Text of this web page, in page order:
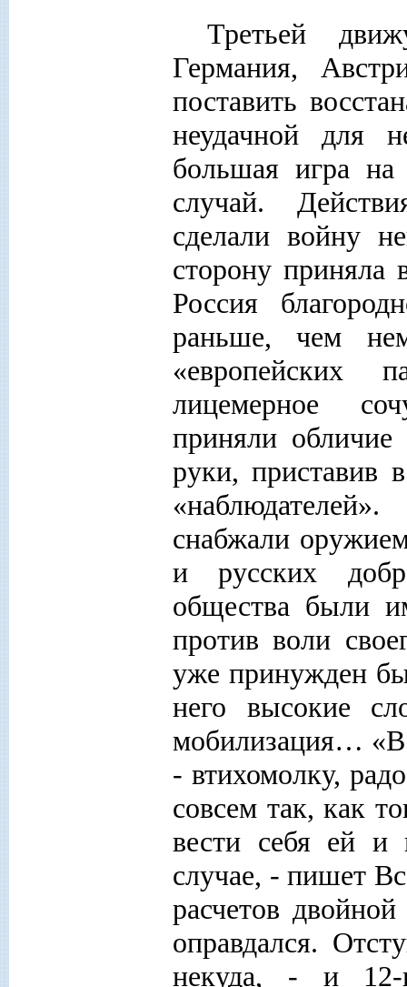
Третьей
Германия,
поставить
неудачной для
большая игра
случай.
сделали войну
сторону
Россия
раньше, чем
«европейских
лицемерное
приняли
руки, приставив
снабжали
и русских
общества были
против воли
уже принужден
него высокие
мобилизация… «В
- втихомолку,
совсем так, как
вести себя ей и
случае, - пишет
расчетов
оправдался.
некуда, - и 12-